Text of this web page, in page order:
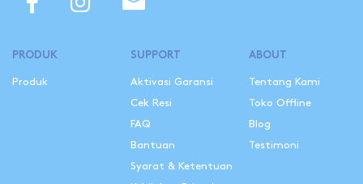
PRODUK
Produk
SUPPORT
Aktivasi Garansi
Cek Resi
FAQ
Bantuan
Syarat & Ketentuan
ABOUT
Tentang Kami
Toko Offline
Blog
Testimoni